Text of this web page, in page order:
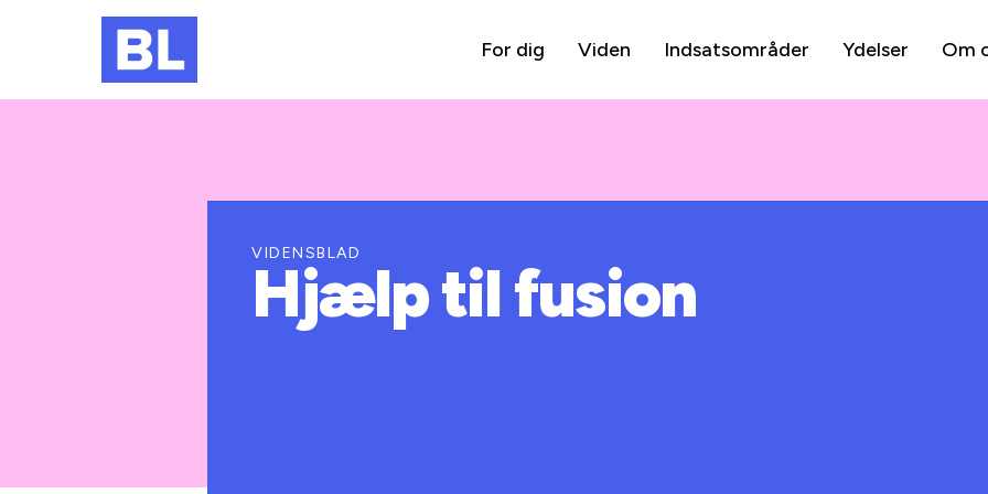
For dig Viden Indsatsområder Ydelser Om
VIDENSBLAD
Hjælp til fusion